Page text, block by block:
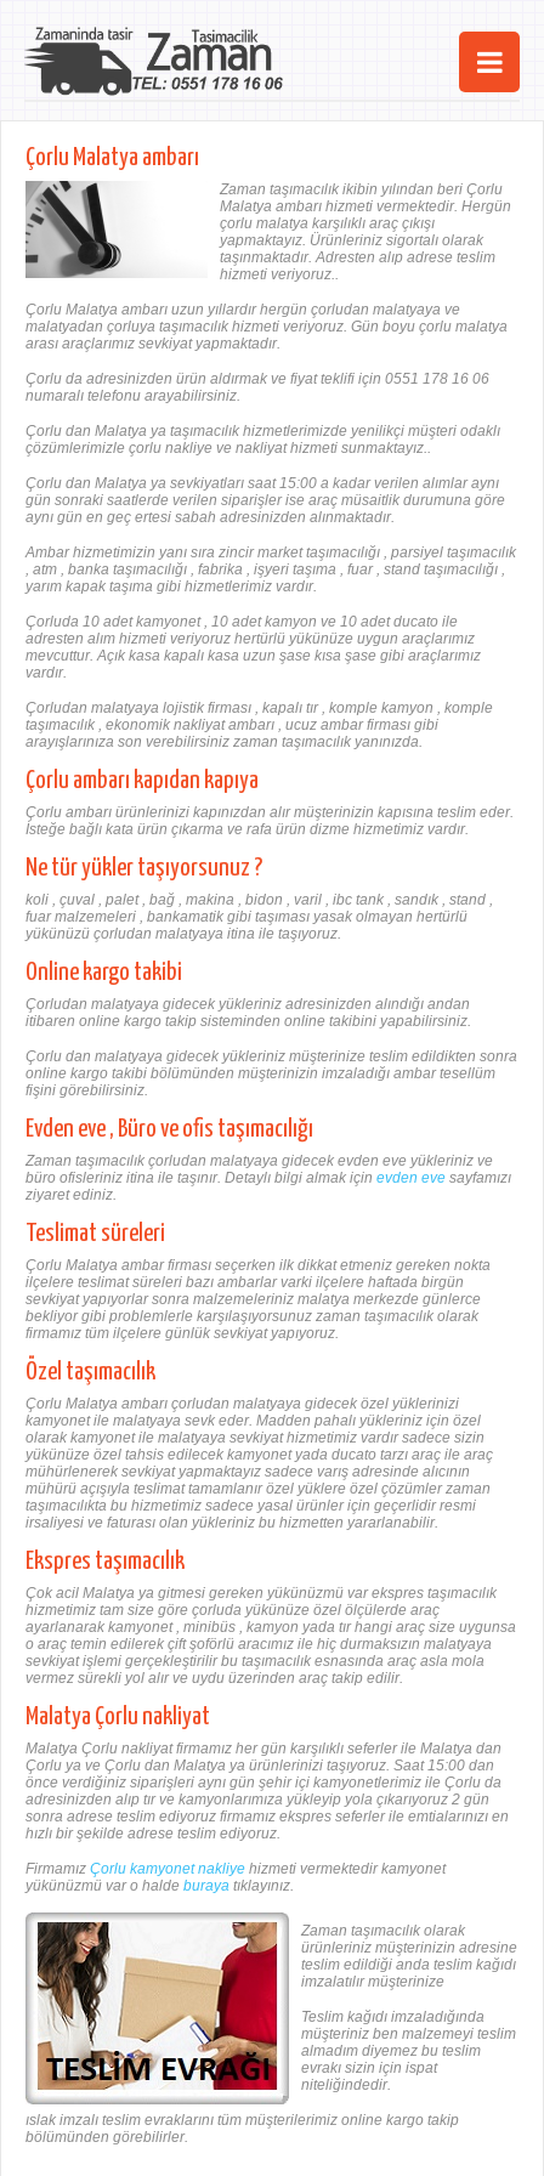
Ana Sayfa
Şehirler
Hizmetlerimiz
Kurumsal
iletişim
Çorlu Malatya ambarı
Zaman taşımacılık ikibin yılından beri Çorlu
Malatya ambarı hizmeti vermektedir. Hergün
çorlu malatya karşılıklı araç çıkışı
yapmaktayız. Ürünleriniz sigortalı olarak
taşınmaktadır. Adresten alıp adrese teslim
hizmeti veriyoruz..
Çorlu Malatya ambarı uzun yıllardır hergün çorludan malatyaya ve
malatyadan çorluya taşımacılık hizmeti veriyoruz. Gün boyu çorlu malatya
arası araçlarımız sevkiyat yapmaktadır.
Çorlu da adresinizden ürün aldırmak ve fiyat teklifi için 0551 178 16 06
numaralı telefonu arayabilirsiniz.
Çorlu dan Malatya ya taşımacılık hizmetlerimizde yenilikçi müşteri odaklı
çözümlerimizle çorlu nakliye ve nakliyat hizmeti sunmaktayız..
Çorlu dan Malatya ya sevkiyatları saat 15:00 a kadar verilen alımlar aynı
gün sonraki saatlerde verilen siparişler ise araç müsaitlik durumuna göre
aynı gün en geç ertesi sabah adresinizden alınmaktadır.
Ambar hizmetimizin yanı sıra zincir market taşımacılığı , parsiyel taşımacılık
, atm , banka taşımacılığı , fabrika , işyeri taşıma , fuar , stand taşımacılığı ,
yarım kapak taşıma gibi hizmetlerimiz vardır.
Çorluda 10 adet kamyonet , 10 adet kamyon ve 10 adet ducato ile
adresten alım hizmeti veriyoruz hertürlü yükünüze uygun araçlarımız
mevcuttur. Açık kasa kapalı kasa uzun şase kısa şase gibi araçlarımız
vardır.
Çorludan malatyaya lojistik firması , kapalı tır , komple kamyon , komple
taşımacılık , ekonomik nakliyat ambarı , ucuz ambar firması gibi
arayışlarınıza son verebilirsiniz zaman taşımacılık yanınızda.
Çorlu ambarı kapıdan kapıya
Çorlu ambarı ürünlerinizi kapınızdan alır müşterinizin kapısına teslim eder.
İsteğe bağlı kata ürün çıkarma ve rafa ürün dizme hizmetimiz vardır.
Ne tür yükler taşıyorsunuz ?
koli , çuval , palet , bağ , makina , bidon , varil , ibc tank , sandık , stand ,
fuar malzemeleri , bankamatik gibi taşıması yasak olmayan hertürlü
yükünüzü çorludan malatyaya itina ile taşıyoruz.
Online kargo takibi
Çorludan malatyaya gidecek yükleriniz adresinizden alındığı andan
itibaren online kargo takip sisteminden online takibini yapabilirsiniz.
Çorlu dan malatyaya gidecek yükleriniz müşterinize teslim edildikten sonra
online kargo takibi bölümünden müşterinizin imzaladığı ambar tesellüm
fişini görebilirsiniz.
Evden eve , Büro ve ofis taşımacılığı
Zaman taşımacılık çorludan malatyaya gidecek evden eve yükleriniz ve
büro ofisleriniz itina ile taşınır. Detaylı bilgi almak için evden eve sayfamızı
ziyaret ediniz.
Teslimat süreleri
Çorlu Malatya ambar firması seçerken ilk dikkat etmeniz gereken nokta
ilçelere teslimat süreleri bazı ambarlar varki ilçelere haftada birgün
sevkiyat yapıyorlar sonra malzemeleriniz malatya merkezde günlerce
bekliyor gibi problemlerle karşılaşıyorsunuz zaman taşımacılık olarak
firmamız tüm ilçelere günlük sevkiyat yapıyoruz.
Özel taşımacılık
Çorlu Malatya ambarı çorludan malatyaya gidecek özel yüklerinizi
kamyonet ile malatyaya sevk eder. Madden pahalı yükleriniz için özel
olarak kamyonet ile malatyaya sevkiyat hizmetimiz vardır sadece sizin
yükünüze özel tahsis edilecek kamyonet yada ducato tarzı araç ile araç
mühürlenerek sevkiyat yapmaktayız sadece varış adresinde alıcının
mühürü açışıyla teslimat tamamlanır özel yüklere özel çözümler zaman
taşımacılıkta bu hizmetimiz sadece yasal ürünler için geçerlidir resmi
irsaliyesi ve faturası olan yükleriniz bu hizmetten yararlanabilir.
Ekspres taşımacılık
Çok acil Malatya ya gitmesi gereken yükünüzmü var ekspres taşımacılık
hizmetimiz tam size göre çorluda yükünüze özel ölçülerde araç
ayarlanarak kamyonet , minibüs , kamyon yada tır hangi araç size uygunsa
o araç temin edilerek çift şoförlü aracımız ile hiç durmaksızın malatyaya
sevkiyat işlemi gerçekleştirilir bu taşımacılık esnasında araç asla mola
vermez sürekli yol alır ve uydu üzerinden araç takip edilir.
Malatya Çorlu nakliyat
Malatya Çorlu nakliyat firmamız her gün karşılıklı seferler ile Malatya dan
Çorlu ya ve Çorlu dan Malatya ya ürünlerinizi taşıyoruz. Saat 15:00 dan
önce verdiğiniz siparişleri aynı gün şehir içi kamyonetlerimiz ile Çorlu da
adresinizden alıp tır ve kamyonlarımıza yükleyip yola çıkarıyoruz 2 gün
sonra adrese teslim ediyoruz firmamız ekspres seferler ile emtialarınızı en
hızlı bir şekilde adrese teslim ediyoruz.
Firmamız Çorlu kamyonet nakliye hizmeti vermektedir kamyonet
yükünüzmü var o halde buraya tıklayınız.
Zaman taşımacılık olarak
ürünleriniz müşterinizin adresine
teslim edildiği anda teslim kağıdı
imzalatılır müşterinize
Teslim kağıdı imzaladığında
müşteriniz ben malzemeyi teslim
almadım diyemez bu teslim
evrakı sizin için ispat
niteliğindedir.
ıslak imzalı teslim evraklarını tüm müşterilerimiz online kargo takip
bölümünden görebilirler.